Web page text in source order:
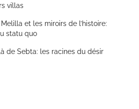
villas
et les miroirs de l’histoire:
statu quo
de Sebta: les racines du désir